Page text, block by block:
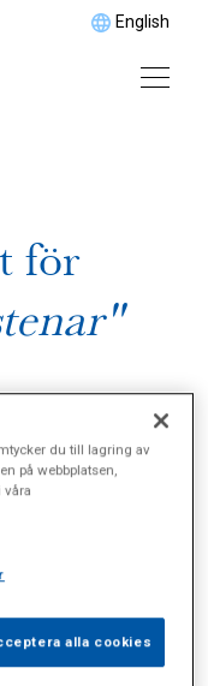
English
för
(0)
du till lagring av
på webbplatsen,
våra
alla cookies